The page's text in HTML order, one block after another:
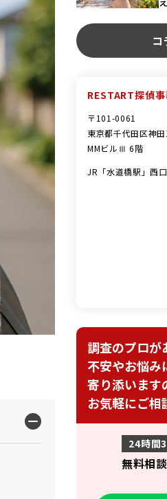
コ
RESTART探偵
〒101-0061
東京都千代田区神
MMビルⅢ 6階
JR「水道橋駅」西
調査のプロが
不安やお悩み
寄り添います
お気軽にご相
24時間
無料相